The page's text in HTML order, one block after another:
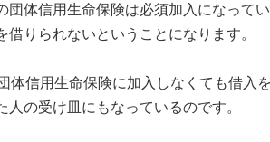
団体信用生命保険は必須加入になって
借りられないということになります。
体信用生命保険に加入しなくても借入
人の受け皿にもなっているのです。